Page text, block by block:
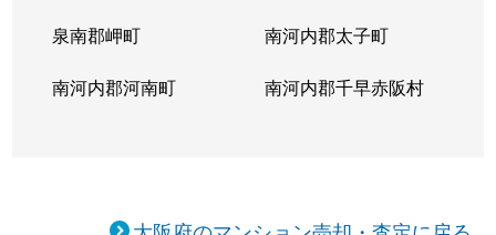
泉南郡岬町 南河内郡太子町
南河内郡河南町 南河内郡千早赤阪村